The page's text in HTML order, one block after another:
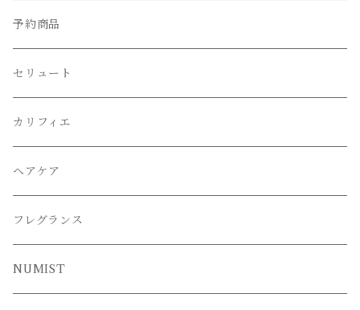
予約商品
セリュート
カリフィエ
ヘアケア
フレグランス
NUMIST